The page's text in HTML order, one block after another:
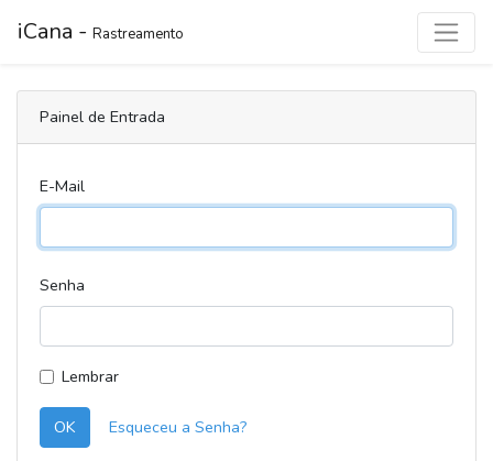
iCana - Rastreamento
Painel de Entrada
E-Mail
Senha
Lembrar
OK Esqueceu a Senha?